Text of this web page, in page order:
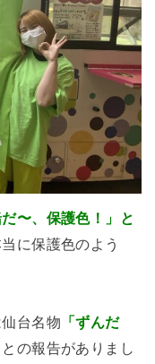
〜、保護色！」と
に保護色のよう
台名物 「ずんだ
の報告がありまし